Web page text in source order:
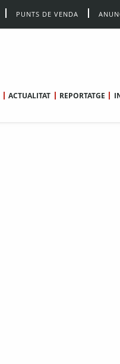
PUNTS DE VENDA
ACTUALITAT REPORTATGE